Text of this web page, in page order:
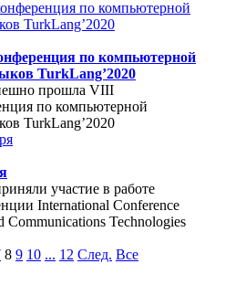
по компьютерной
TurkLang’2020
прошла VIII
по компьютерной
TurkLang’2020
участие в работе
International Conference
Communications Technologies
8 9 10 ... 12 След. Все